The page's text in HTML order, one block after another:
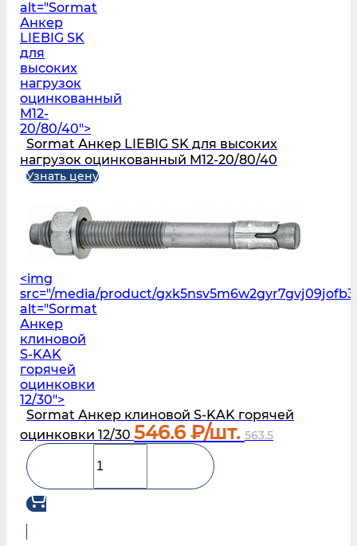
alt="Sormat
Анкер
LIEBIG SK
для
высоких
нагрузок
оцинкованный
M12-
20/80/40">
Sormat Анкер LIEBIG SK для высоких
нагрузок оцинкованный M12-20/80/40
Узнать цену
<img
src="/media/product/
alt="Sormat
Анкер
клиновой
S‑KAK
горячей
оцинковки
12/30">
Sormat Анкер клиновой S‑KAK горячей
оцинковки 12/30 546.6₽/шт. 563.5